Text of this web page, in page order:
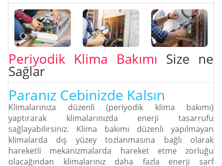
Periyodik Klima Bakımı Size ne
Sağlar
Paranız Cebinizde Kalsın
Klimalarınıza düzenli (periyodik klima bakımı)
yaptırarak klimalarınızda enerji tasarrufu
sağlayabilirsiniz. Klima bakımı düzenli yapılmayan
klimalarda dış yüzey tozlanmasına bağlı olarak
hareketli mekanizmalarda hareket etme zorluğu
olacağından klimalarınız daha fazla enerji sarf
Parça İşçilik Garantisi
firmayız.
Parça İşçilik Garantisi
firmayız.
Parça İşçilik Garantisi
firmayız.